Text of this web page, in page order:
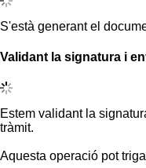
S'està generant el
Validant la signatura i
Estem validant la
tràmit.
Aquesta operació pot